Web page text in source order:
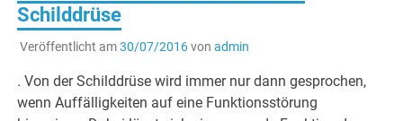
Schilddrüse
Veröffentlicht am30/07/2016von admin
. Von der Schilddrüse wird immer nur dann gesprochen,
wenn Auffälligkeiten auf eine Funktionsstörung